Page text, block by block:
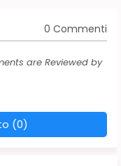
0 Commenti
are Reviewed by
(0)